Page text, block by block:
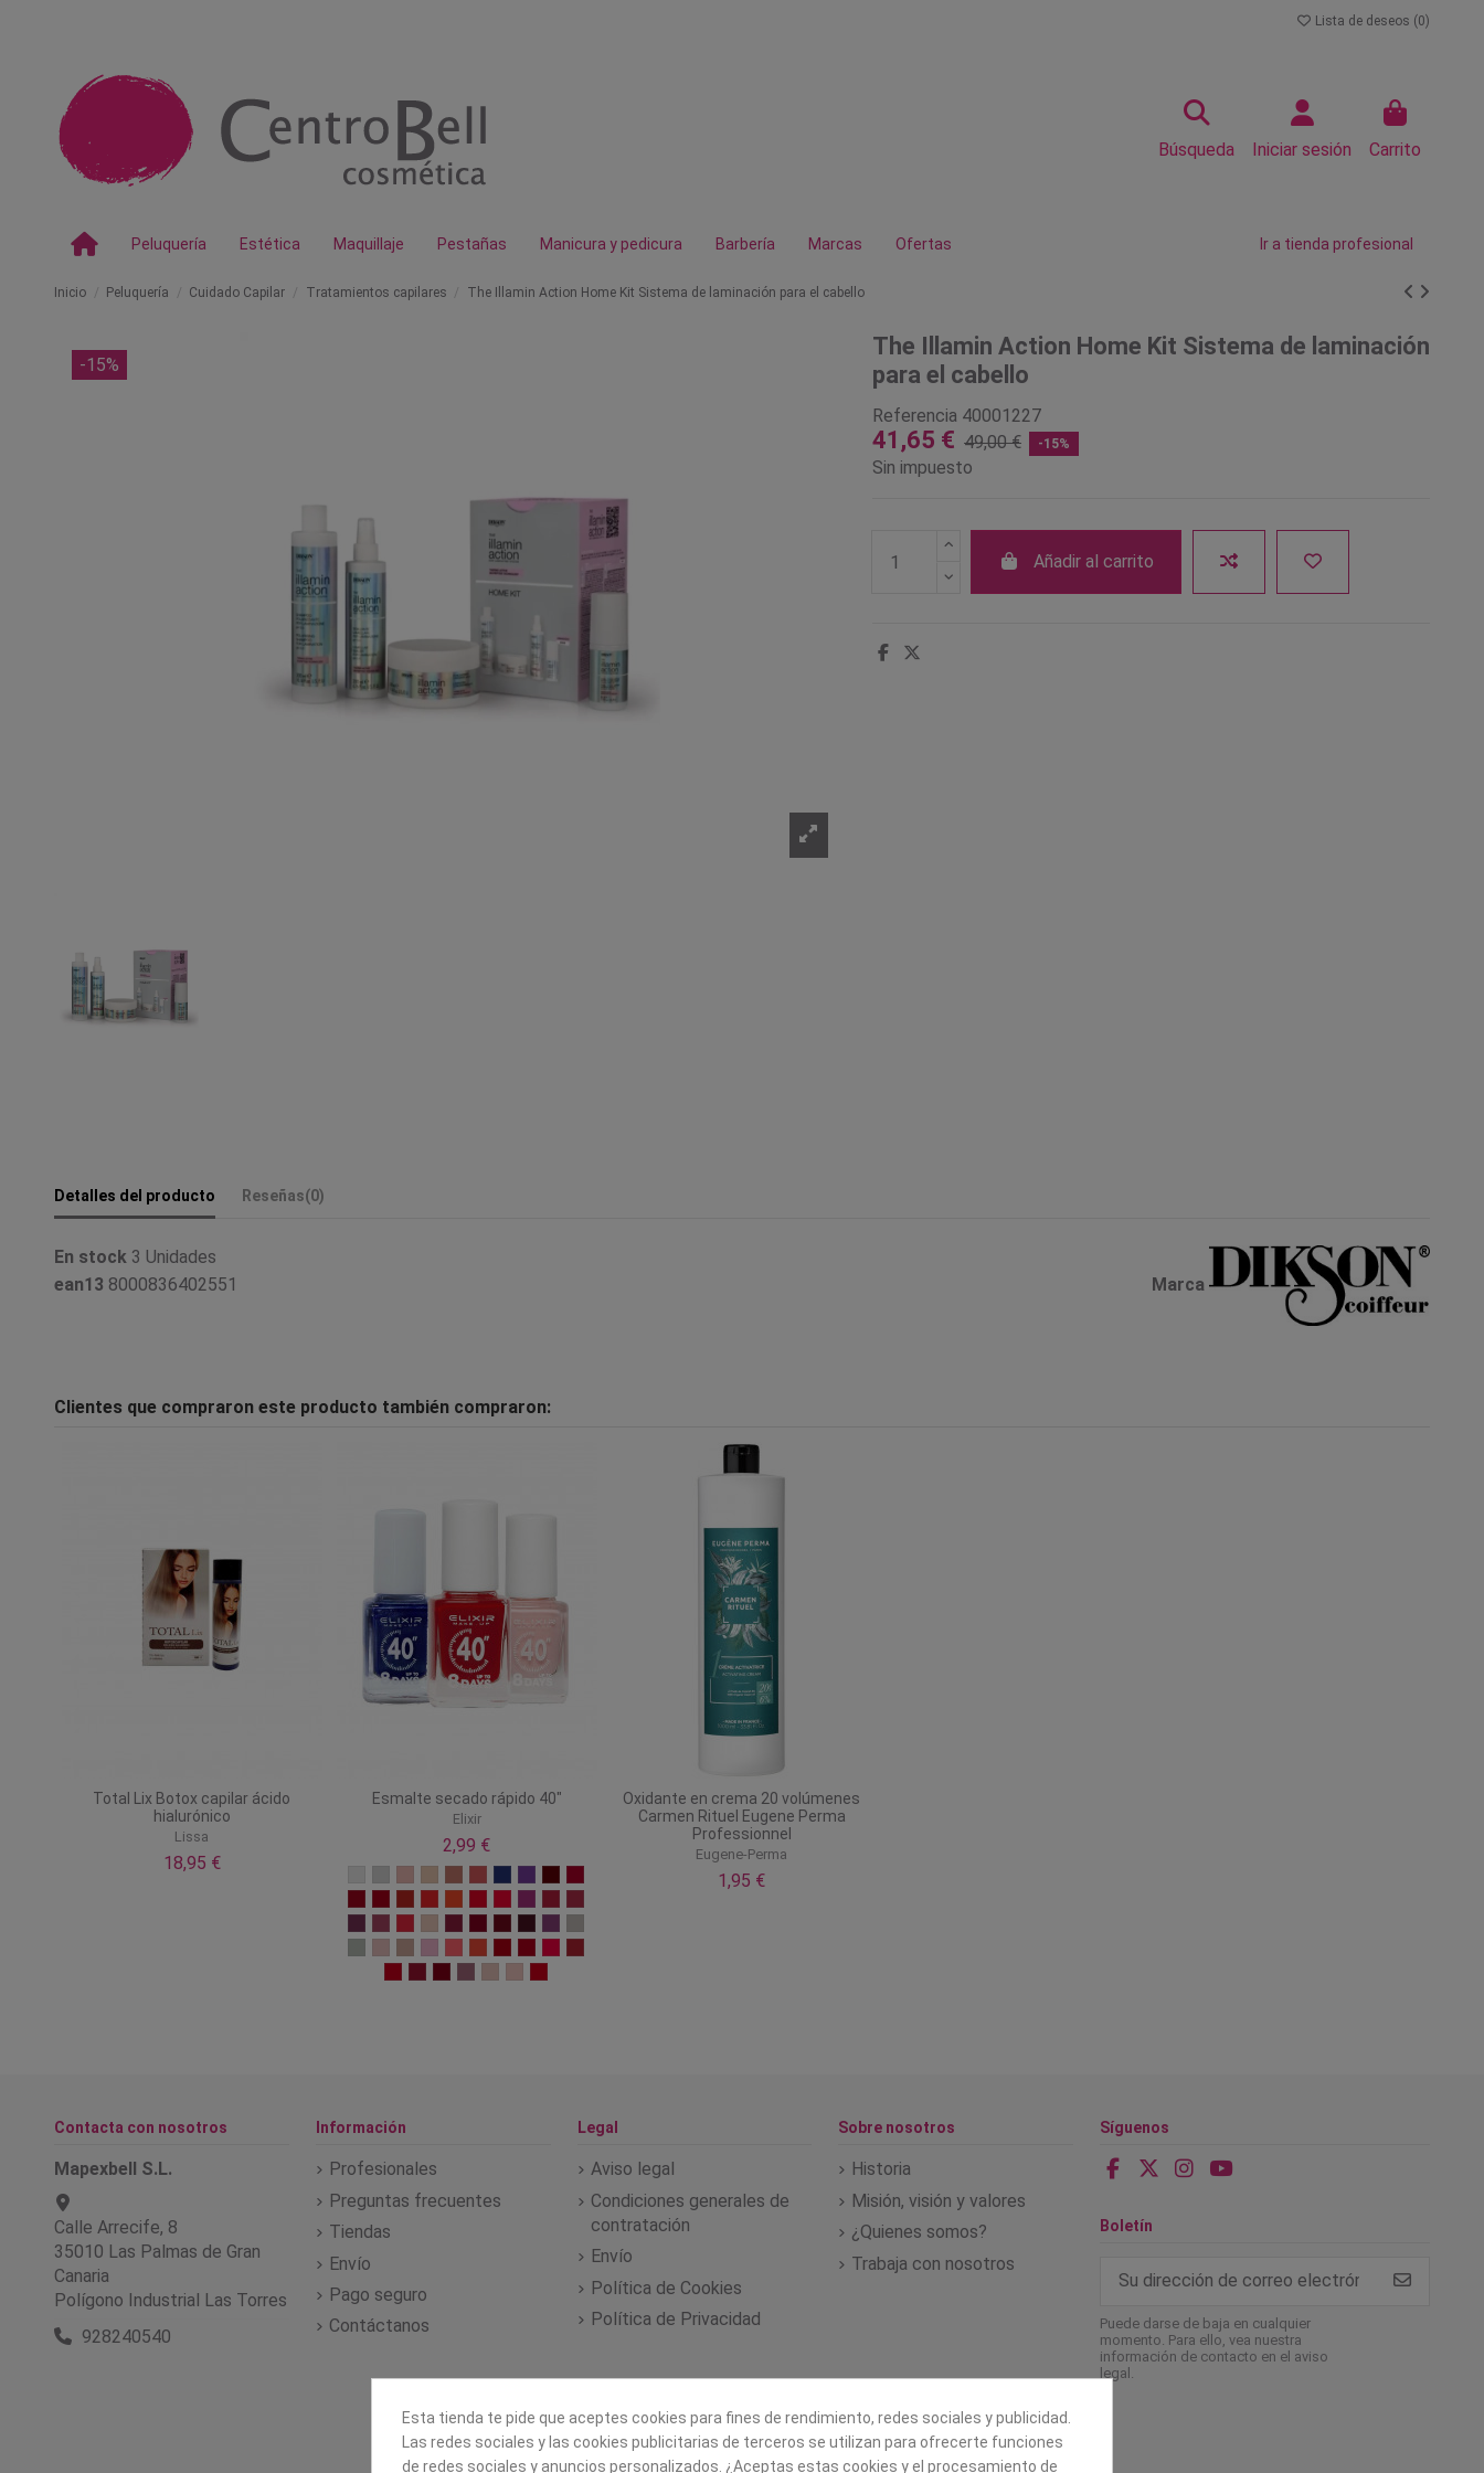
Lista de deseos (0)
Búsqueda Iniciar sesión Carrito
Peluquería Estética Maquillaje Pestañas Manicura y pedicura Barbería Marcas Ofertas Ir a tienda profesional
Inicio Peluquería Cuidado Capilar Tratamientos capilares The Illamin Action Home Kit Sistema de laminación para el cabello
-15%
The Illamin Action Home Kit Sistema de laminación
para el cabello
Referencia 40001227
41,65 € 49,00 € -15%
Sin impuesto
Añadir al carrito
Detalles del producto Reseñas(0)
Marca
En stock 3 Unidades
ean13 8000836402551
Clientes que compraron este producto también compraron:
Total Lix Botox capilar ácido
hialurónico
Lissa
18,95 €
Esmalte secado rápido 40"
Elixir
2,99 €
Oxidante en crema 20 volúmenes
Carmen Rituel Eugene Perma
Professionnel
Eugene-Perma
1,95 €
Contacta con nosotros
Mapexbell S.L.
Calle Arrecife, 8
35010 Las Palmas de Gran
Canaria
Polígono Industrial Las Torres
928240540
Información
Profesionales
Preguntas frecuentes
Tiendas
Envío
Pago seguro
Contáctanos
Legal
Aviso legal
Condiciones generales de
contratación
Envío
Política de Cookies
Política de Privacidad
Sobre nosotros
Historia
Misión, visión y valores
¿Quienes somos?
Trabaja con nosotros
Síguenos
Boletín
Puede darse de baja en cualquier
momento. Para ello, vea nuestra
información de contacto en el aviso
legal.
Esta tienda te pide que aceptes cookies para fines de rendimiento, redes sociales y publicidad.
Las redes sociales y las cookies publicitarias de terceros se utilizan para ofrecerte funciones
de redes sociales y anuncios personalizados. ¿Aceptas estas cookies y el procesamiento de